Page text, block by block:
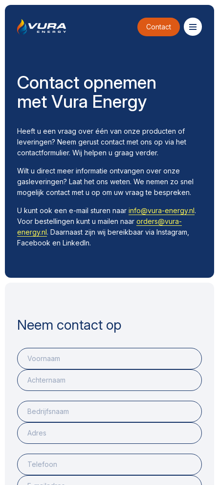
Contact
Contact opnemen
met Vura Energy
Heeft u een vraag over één van onze producten of
leveringen? Neem gerust contact met ons op via het
contactformulier. Wij helpen u graag verder.
Wilt u direct meer informatie ontvangen over onze
gasleveringen? Laat het ons weten. We nemen zo snel
mogelijk contact met u op om uw vraag te bespreken.
U kunt ook een e-mail sturen naar info@vura-energy.nl.
Voor bestellingen kunt u mailen naar orders@vura-
energy.nl. Daarnaast zijn wij bereikbaar via Instagram,
Facebook en LinkedIn.
Neem contact op